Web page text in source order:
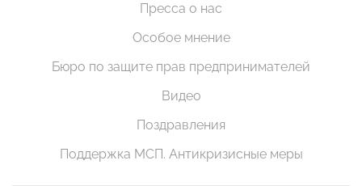
Пресса о нас
Особое мнение
Бюро по защите прав предпринимателей
Видео
Поздравления
Поддержка МСП. Антикризисные меры